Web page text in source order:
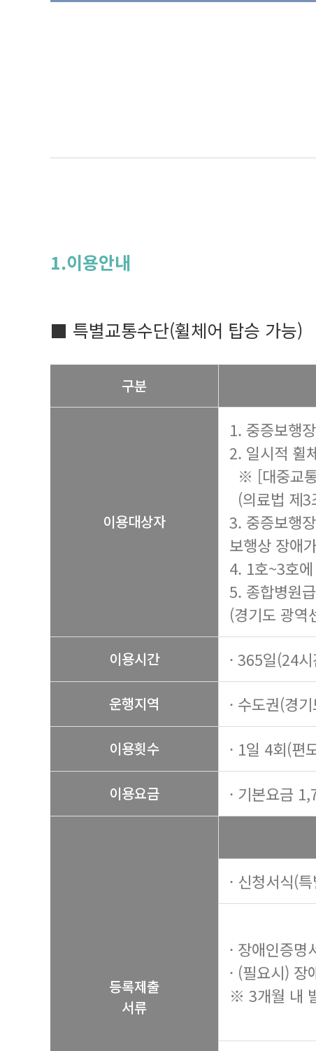
1.이용안내
■ 특별교통수단(휠체어 탑승 가능)
구분
이용대상자
1. 중증보행
2. 일시적 휠
※ [대중교
(의료법 제
3. 중증보행
보행상 장애
4. 1호~3호
5. 종합병원
(경기도 광역
이용시간 · 365일(24
운행지역 · 수도권(경
이용횟수 · 1일 4회(편
이용요금 · 기본요금
등록제출
서류
· 신청서식(
· 장애인증명
· (필요시) 장
※ 3개월 내